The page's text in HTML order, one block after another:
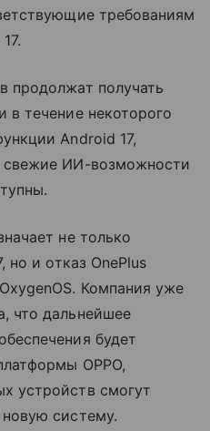
требованиям
продолжат получать
в течение некоторого
Android 17,
свежие ИИ-возможности
не только
но и отказ OnePlus
Компания уже
что дальнейшее
будет
OPPO,
устройств смогут
систему.